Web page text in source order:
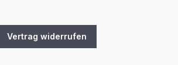
Vertrag widerrufen